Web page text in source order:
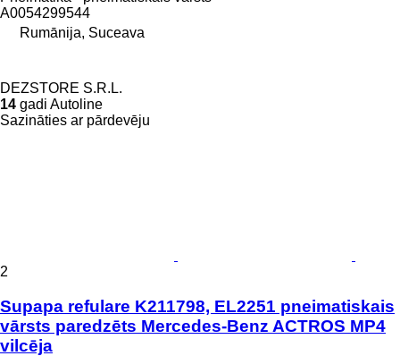
A0054299544
Rumānija, Suceava
DEZSTORE S.R.L.
14 gadi Autoline
Sazināties ar pārdevēju
2
Supapa refulare K211798, EL2251 pneimatiskais
vārsts paredzēts Mercedes-Benz ACTROS MP4
vilcēja